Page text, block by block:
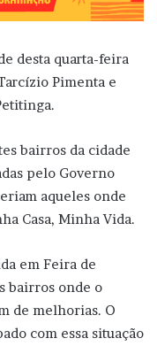
desta quarta-feira
Pimenta e
bairros da cidade
pelo Governo
aqueles onde
Casa, Minha Vida.
em Feira de
bairros onde o
de melhorias. O
com essa situação